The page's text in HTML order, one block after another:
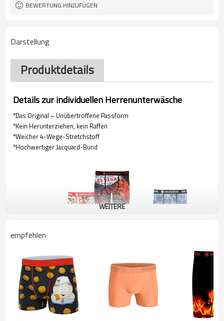
BEWERTUNG HINZUFÜGEN
Darstellung
Produktdetails
Details zur individuellen Herrenunterwäsche
*Das Original – Unübertroffene Passform
*Kein Herunterziehen, kein Raffen
*Weicher 4-Wege-Stretchstoff
*Hochwertiger Jacquard-Bund
WEITERE
empfehlen